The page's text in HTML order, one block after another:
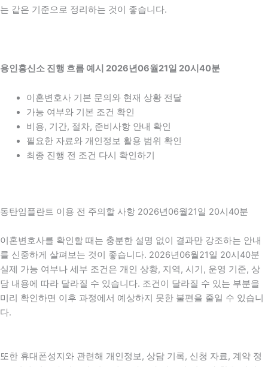
는 같은 기준으로 정리하는 것이 좋습니다.
용인흥신소 진행 흐름 예시 2026년06월21일 20시40분
이혼변호사 기본 문의와 현재 상황 전달
가능 여부와 기본 조건 확인
비용, 기간, 절차, 준비사항 안내 확인
필요한 자료와 개인정보 활용 범위 확인
최종 진행 전 조건 다시 확인하기
동탄임플란트 이용 전 주의할 사항 2026년06월21일 20시40분
이혼변호사를 확인할 때는 충분한 설명 없이 결과만 강조하는 안내
를 신중하게 살펴보는 것이 좋습니다. 2026년06월21일 20시40분
실제 가능 여부나 세부 조건은 개인 상황, 지역, 시기, 운영 기준, 상
담 내용에 따라 달라질 수 있습니다. 조건이 달라질 수 있는 부분을
미리 확인하면 이후 과정에서 예상하지 못한 불편을 줄일 수 있습니
다.
또한 휴대폰성지와 관련해 개인정보, 상담 기록, 신청 자료, 계약 정